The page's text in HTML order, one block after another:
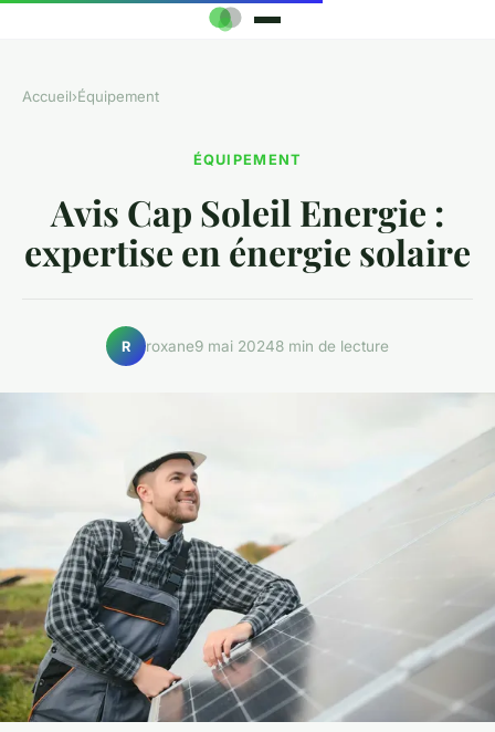
Accueil›Équipement
ÉQUIPEMENT
Avis Cap Soleil Energie :
expertise en énergie solaire
R roxane9 mai 20248 min de lecture